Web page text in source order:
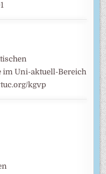
im Uni-aktuell-Bereich
kgvp